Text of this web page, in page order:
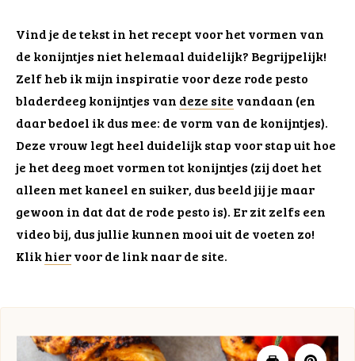
Vind je de tekst in het recept voor het vormen van
de konijntjes niet helemaal duidelijk? Begrijpelijk!
Zelf heb ik mijn inspiratie voor deze rode pesto
bladerdeeg konijntjes van deze site vandaan (en
daar bedoel ik dus mee: de vorm van de konijntjes).
Deze vrouw legt heel duidelijk stap voor stap uit hoe
je het deeg moet vormen tot konijntjes (zij doet het
alleen met kaneel en suiker, dus beeld jij je maar
gewoon in dat dat de rode pesto is). Er zit zelfs een
video bij, dus jullie kunnen mooi uit de voeten zo!
Klikhiervoor de link naar de site.